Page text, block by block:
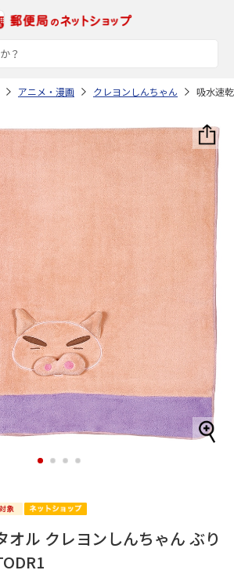
アニメ・漫画 クレヨンしんちゃん 吸水速
1 2 3 4
オル クレヨンしんちゃん ぶり